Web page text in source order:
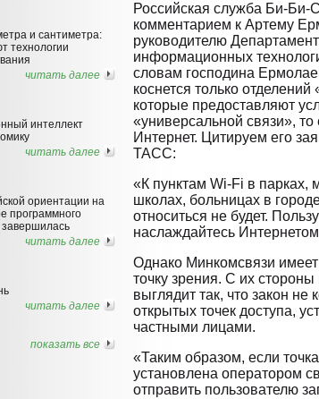
и сантиметра:
технологии
читать далее
интеллект
читать далее
ориентации на
программного
читать далее
читать далее
показать все
Российская служба Би-Би-
комментарием к Артему
руководителю
информационных
словам господина
коснется только
которые предоставляют
«универсальной связи», то
Интернет. Цитируем его
ТАСС:
«К пунктам Wi-Fi в парках,
школах, больницах в
относиться не будет.
наслаждайтесь
Однако Минкомсвязи
точку зрения. С их
выглядит так, что закон не
открытых точек доступа,
частными лицами.
«Таким образом, если
установлена оператором
отправить пользователю